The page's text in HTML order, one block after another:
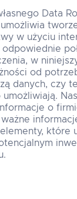
Data
w użyciu
w
od
danych, czy
o
które